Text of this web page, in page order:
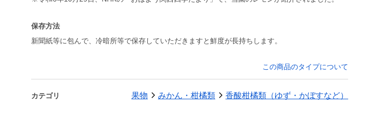
保存方法
新聞紙等に包んで、冷暗所等で保存していただきますと鮮度が長持ちします。
この商品のタイプについて
カテゴリ 果物 みかん・柑橘類 香酸柑橘類（ゆず・かぼすなど）